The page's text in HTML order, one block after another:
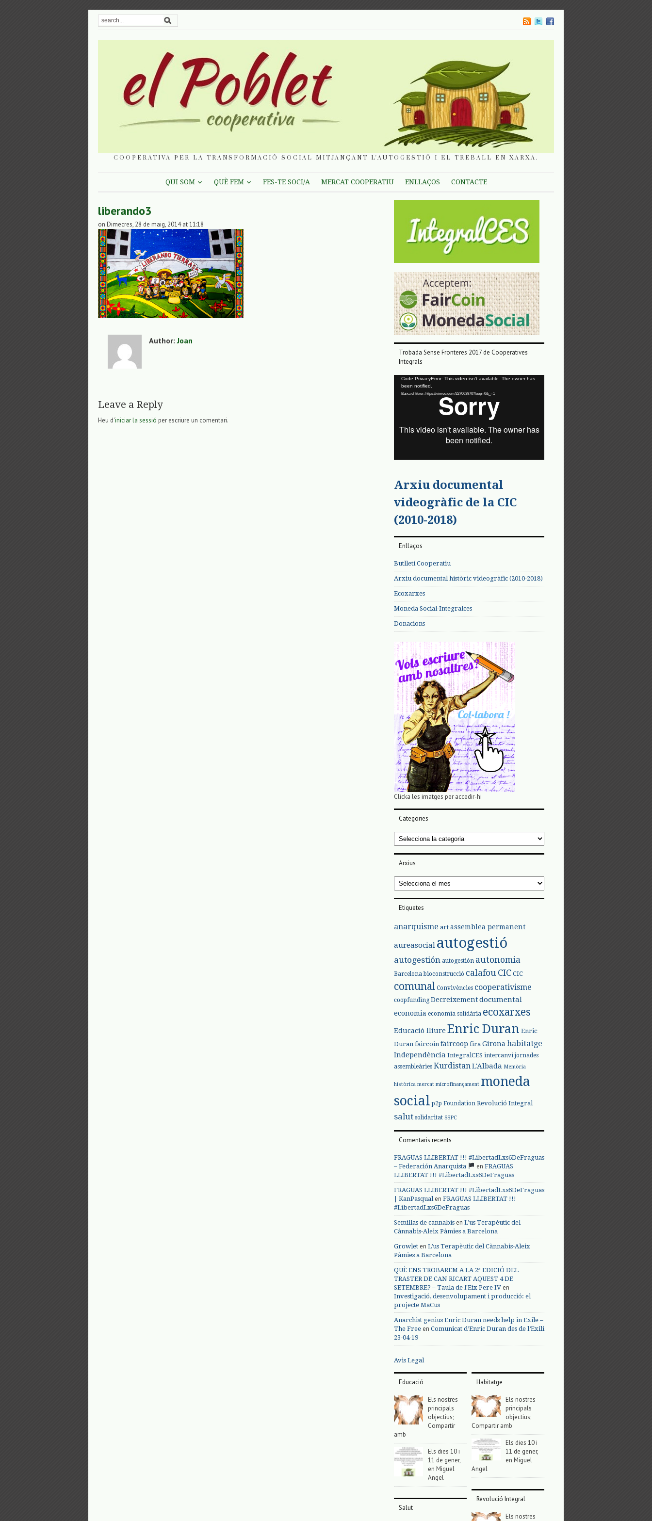
COOPERATIVA PER LA TRANSFORMACIÓ SOCIAL MITJANÇANT L'AUTOGESTIÓ I EL TREBALL EN XARXA.
QUI SOM QUÈ FEM FES-TE SOCI/A MERCAT COOPERATIU ENLLAÇOS CONTACTE
liberando3
on Dimecres, 28 de maig, 2014 at 11:18
Author:Joan
Leave a Reply
Heu d'iniciar la sessió per escriure un comentari.
Trobada Sense Fronteres 2017 de Cooperatives
Integrals
Reproductor
vídeo
Code PrivacyError: This video isn't available. The owner has
been notified.
Baixa el fitxer: https://vimeo.com/227063970?loop=0&_=1
Arxiu documental
videogràfic de la CIC
(2010-2018)
Enllaços
Butlletí Cooperatiu
Arxiu documental històric videogràfic (2010-2018)
Ecoxarxes
Moneda Social-Integralces
Donacions
Clicka les imatges per accedir-hi
Categories
Categories
Arxius
Arxius
Etiquetes
anarquisme art assemblea permanent
aureasocial autogestió
autogestión autogestión autonomia
Barcelona bioconstrucció calafou CIC CIC
comunal Convivències cooperativisme
coopfunding Decreixementdocumental
economia economia solidària ecoxarxes
Educació lliure Enric Duran Enric
Duran faircoin faircoop fira Girona habitatge
Independència IntegralCES intercanvi jornades
assembleàries Kurdistan L'Albada Memòria
històrica mercat microfinançament moneda
social p2p Foundation Revolució Integral
salut solidaritat SSPC
Comentaris recents
FRAGUAS LLIBERTAT !!! #LibertadLxs6DeFraguas
– Federación Anarquista
en FRAGUAS
LLIBERTAT !!! #LibertadLxs6DeFraguas
FRAGUAS LLIBERTAT !!! #LibertadLxs6DeFraguas
| KanPasqualen FRAGUAS LLIBERTAT !!!
#LibertadLxs6DeFraguas
Semillas de cannabis en L’us Terapèutic del
Cànnabis-Aleix Pàmies a Barcelona
Growlet en L’us Terapèutic del Cànnabis-Aleix
Pàmies a Barcelona
QUÈ ENS TROBAREM A LA 2ª EDICIÓ DEL
TRASTER DE CAN RICART AQUEST 4 DE
SETEMBRE? – Taula de l'Eix Pere IV en
Investigació, desenvolupament i producció: el
projecte MaCus
Anarchist genius Enric Duran needs help in Exile –
The Free en Comunicat d’Enric Duran des de l’Exili
23-04-19
Avis Legal
Educació
Els nostres
principals
objectius;
Compartir
amb
Els dies 10 i
11 de gener,
en Miguel
Angel
Salut
Habitatge
Els nostres
principals
objectius;
Compartir amb
Els dies 10 i
11 de gener,
en Miguel
Angel
Revolució Integral
Els nostres